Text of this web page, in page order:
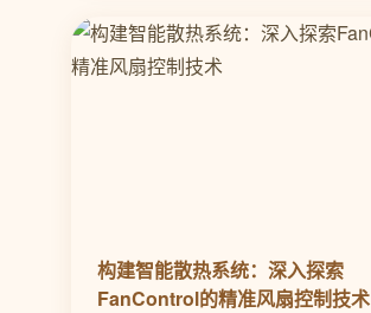
构建智能散热系统：深入探索
FanControl的精准风扇控制技术